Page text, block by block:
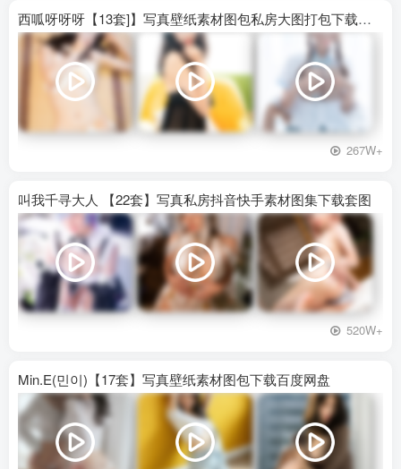
西呱呀呀呀【13套]】写真壁纸素材图包私房大图打包下载百度网盘
267W+
叫我千寻大人 【22套】写真私房抖音快手素材图集下载套图
520W+
Min.E(민이)【17套】写真壁纸素材图包下载百度网盘